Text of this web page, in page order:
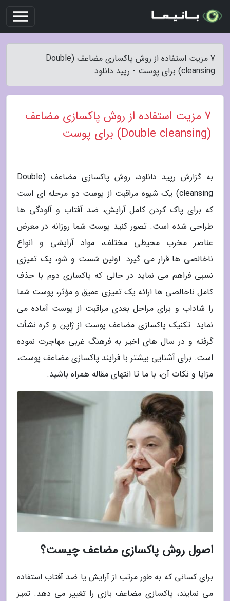
7 مزیت استفاده از روش پاکسازی مضاعف (Double
cleansing) برای پوست - رپید دانلود
7 مزیت استفاده از روش پاکسازی مضاعف
(Double cleansing) برای پوست
به گزارش رپید دانلود، روش پاکسازی مضاعف (Double
cleansing) یک شیوه مراقبت از پوست دو مرحله ای است
که برای پاک کردن کامل آرایش، ضد آفتاب و آلودگی ها
طراحی شده است. تصور کنید پوست شما روزانه در معرض
عناصر مخرب محیطی مختلف، مواد آرایشی و انواع
ناخالصی ها قرار می گیرد. اولین شست و شو، یک تمیزی
نسبی فراهم می نماید در حالی که پاکسازی دوم با حذف
کامل ناخالصی ها ارائه یک تمیزی عمیق و مؤثر، پوست شما
را شاداب و برای مراحل بعدی مراقبت از پوست آماده می
نماید. تکنیک پاکسازی مضاعف پوست از ژاپن و کره نشأت
گرفته و در سال های اخیر به فرهنگ غربی مهاجرت نموده
است. برای آشنایی بیشتر با فرایند پاکسازی مضاعف پوست،
مزایا و نکات آن، با ما تا انتهای مقاله همراه باشید.
اصول روش پاکسازی مضاعف چیست؟
برای کسانی که به طور مرتب از آرایش یا ضد آفتاب استفاده
می نمایند، پاکسازی مضاعف بازی را تغییر می دهد. تمیز